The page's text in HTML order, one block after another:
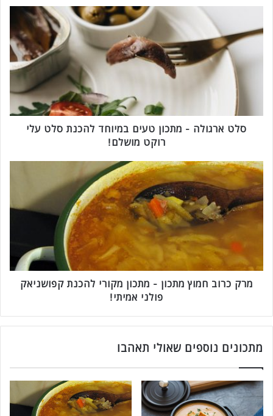
ל
ט
ה
כ
ן
ט
מ
ד
ה
נ
ת
ס
ל
סלט ארגולה - מתכון טעים במיוחד להכנת סלט עלי
רוקט מושלם!
מ
ר
ק
מ
ו
-
מ
ת
כ
מרק כרוב חמוץ מתכון - מתכון מקורי להכנת קפושניאק
פולני אמיתי!
מתכונים נוספים שאולי תאהבו